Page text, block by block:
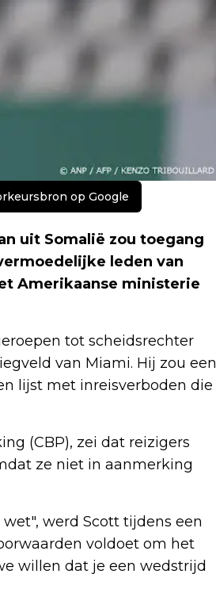
op Google
uit Somalië zou toegang
leden van
Amerikaanse ministerie
tot scheidsrechter
van Miami. Hij zou een
lijst met inreisverboden die
(CBP), zei dat reizigers
ze niet in aanmerking
werd Scott tijdens een
voldoet om het
willen dat je een wedstrijd